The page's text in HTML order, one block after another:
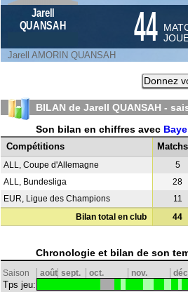
Jarell
QUANSAH
44
Jarell AMORIN QUANSAH
Donnez
BILAN de Jarell QUANSAH -
Son bilan en chiffres avec
Compétitions
Matchs
ALL, Coupe d'Allemagne 5
ALL, Bundesliga
28
EUR, Ligue des Champions
11
Bilan total en club
44
Chronologie et bilan de son
Saison août sept. oct. nov.
Tps jeu: